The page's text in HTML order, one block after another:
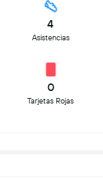
4
Asistencias
0
Tarjetas Rojas